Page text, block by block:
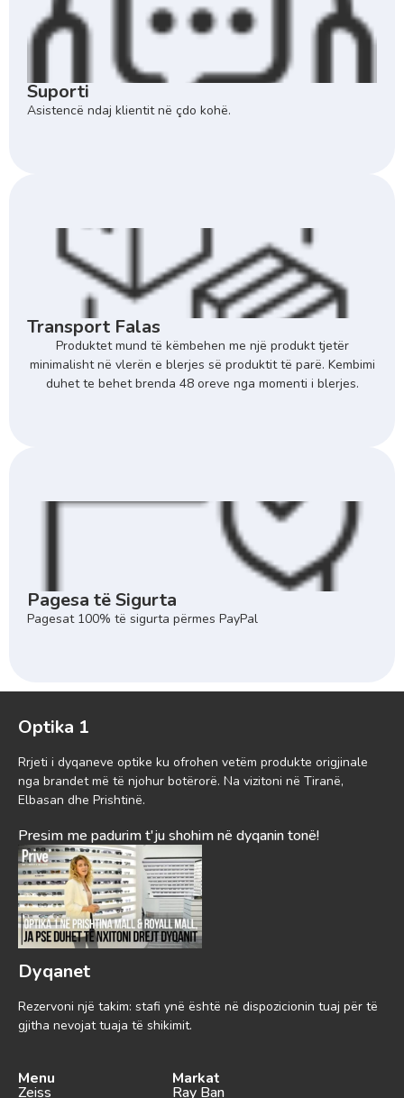
Suporti
Asistencë ndaj klientit në çdo kohë.
Transport Falas
Produktet mund të këmbehen me një produkt tjetër
minimalisht në vlerën e blerjes së produktit të parë. Kembimi
duhet te behet brenda 48 oreve nga momenti i blerjes.
Pagesa të Sigurta
Pagesat 100% të sigurta përmes PayPal
Optika 1
Rrjeti i dyqaneve optike ku ofrohen vetëm produkte origjinale
nga brandet më të njohur botërorë. Na vizitoni në Tiranë,
Elbasan dhe Prishtinë.
Presim me padurim t'ju shohim në dyqanin tonë!
Dyqanet
Rezervoni një takim: stafi ynë është në dispozicionin tuaj për të
gjitha nevojat tuaja të shikimit.
Menu
Zeiss
Markat
Ray Ban